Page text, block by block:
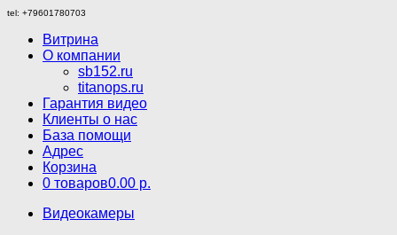
tel: +79601780703
Витрина
О компании
sb152.ru
titanops.ru
Гарантия видео
Клиенты о нас
База помощи
Адрес
Корзина
0 товаров0.00 р.
Видеокамеры